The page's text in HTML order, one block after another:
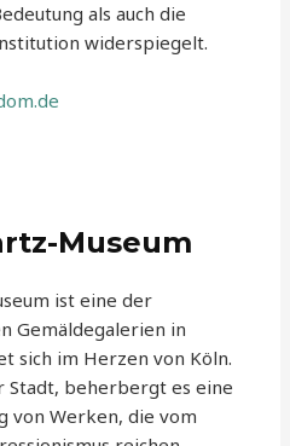
als auch die
widerspiegelt.
Museum
ist eine der
Gemäldegalerien in
sich im Herzen von Köln.
Stadt, beherbergt es eine
von Werken, die vom